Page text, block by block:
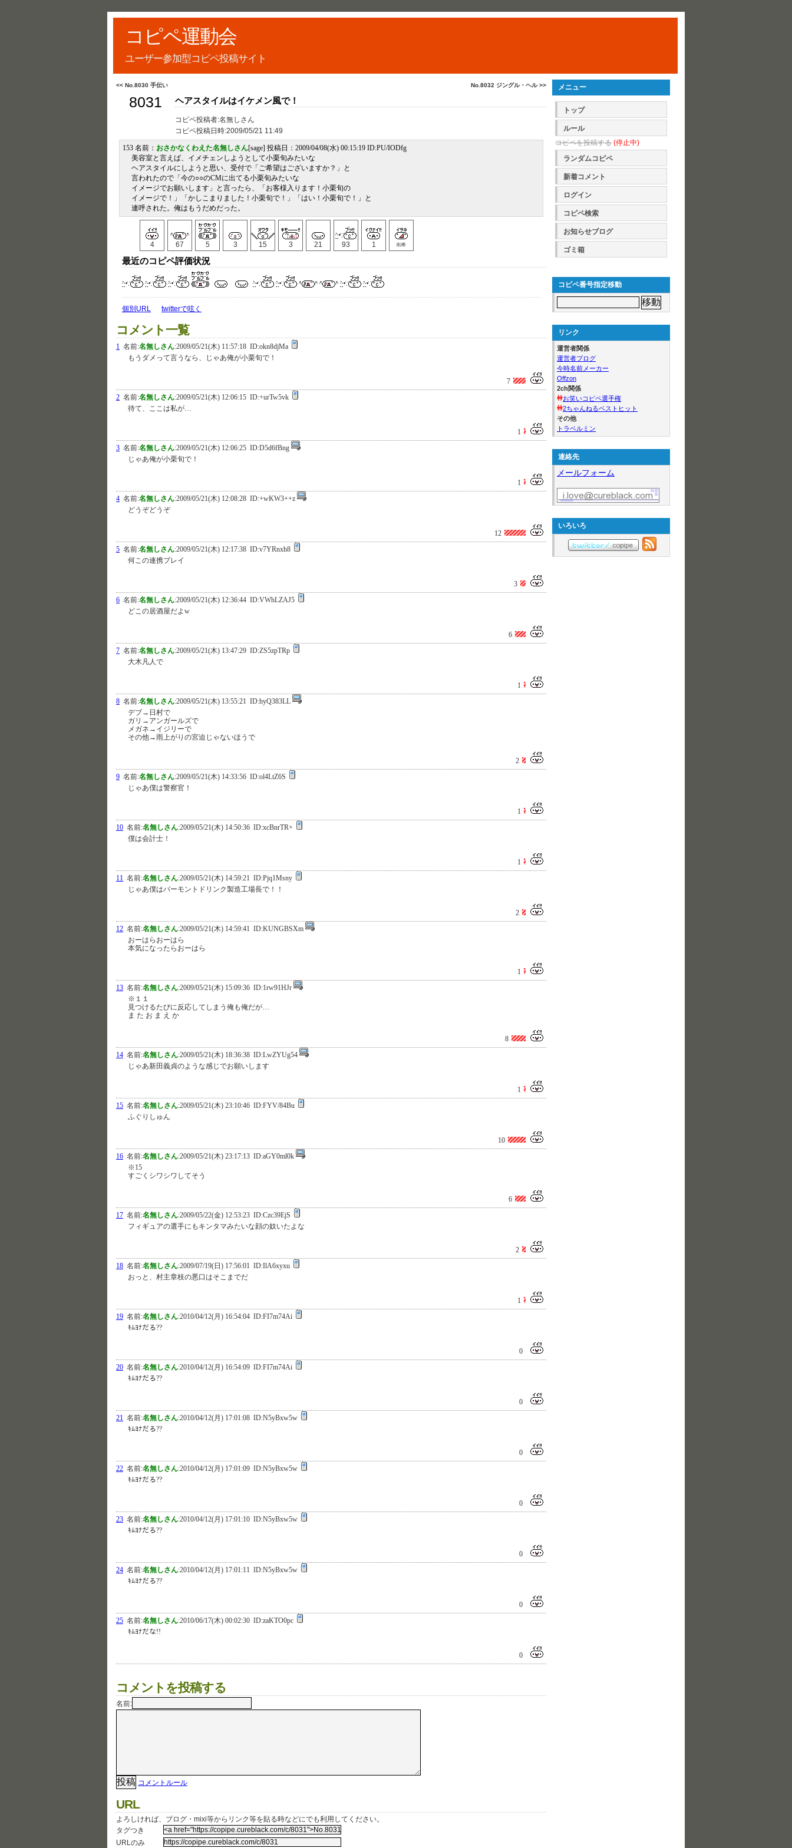
コピペ運動会
ユーザー参加型コピペ投稿サイト
No.8032 ジングル・ヘル >>
<< No.8030 手伝い
8031 ヘアスタイルはイケメン風で！
コピペ投稿者:名無しさん
コピペ投稿日時:2009/05/21 11:49
153 名前： おさかなくわえた名無しさん[sage] 投稿日：2009/04/08(水) 00:15:19 ID:PU/IODfg
美容室と言えば、イメチェンしようとして小栗旬みたいな
ヘアスタイルにしようと思い、受付で「ご希望はございますか？」と
言われたので「今の○○のCMに出てる小栗旬みたいな
イメージでお願いします」と言ったら、「お客様入ります！小栗旬の
イメージで！」「かしこまりました！小栗旬で！」「はい！小栗旬で！」と
連呼された。俺はもうだめだった。
4 67 5 3 15 3 21 93 1 削希
最近のコピペ評価状況
個別URL twitterで呟く
コメント一覧
1 名前:名無しさん:2009/05/21(木) 11:57:18 ID:okn8djMa
もうダメって言うなら、じゃあ俺が小栗旬で！
7
2 名前:名無しさん:2009/05/21(木) 12:06:15 ID:+urTw5vk
待て、ここは私が…
1
3 名前:名無しさん:2009/05/21(木) 12:06:25 ID:D5d6fBng
じゃあ俺が小栗旬で！
1
4 名前:名無しさん:2009/05/21(木) 12:08:28 ID:+wKW3++z
どうぞどうぞ
12
5 名前:名無しさん:2009/05/21(木) 12:17:38 ID:v7YRnxh8
何この連携プレイ
3
6 名前:名無しさん:2009/05/21(木) 12:36:44 ID:VWhLZAJ5
どこの居酒屋だよw
6
7 名前:名無しさん:2009/05/21(木) 13:47:29 ID:ZS5zpTRp
大木凡人で
1
8 名前:名無しさん:2009/05/21(木) 13:55:21 ID:hyQ383LL
デブ→日村で
ガリ→アンガールズで
メガネ→イジリーで
その他→雨上がりの宮迫じゃないほうで
2
9 名前:名無しさん:2009/05/21(木) 14:33:56 ID:ol4LtZ6S
じゃあ僕は警察官！
1
10 名前:名無しさん:2009/05/21(木) 14:50:36 ID:xcBnrTR+
僕は会計士！
1
11 名前:名無しさん:2009/05/21(木) 14:59:21 ID:Pjq1Msny
じゃあ僕はバーモントドリンク製造工場長で！！
2
12 名前:名無しさん:2009/05/21(木) 14:59:41 ID:KUNGBSXm
おーはらおーはら
本気になったらおーはら
1
13 名前:名無しさん:2009/05/21(木) 15:09:36 ID:1rw91HJr
※１１
見つけるたびに反応してしまう俺も俺だが…
ま た お ま え か
8
14 名前:名無しさん:2009/05/21(木) 18:36:38 ID:LwZYUg54
じゃあ新田義貞のような感じでお願いします
1
15 名前:名無しさん:2009/05/21(木) 23:10:46 ID:FYV/84Bu
ふぐりしゅん
10
16 名前:名無しさん:2009/05/21(木) 23:17:13 ID:aGY0ml0k
※15
すごくシワシワしてそう
6
17 名前:名無しさん:2009/05/22(金) 12:53:23 ID:Czc39EjS
フィギュアの選手にもキンタマみたいな顔の奴いたよな
2
18 名前:名無しさん:2009/07/19(日) 17:56:01 ID:IlA6xyxu
おっと、村主章枝の悪口はそこまでだ
1
19 名前:名無しさん:2010/04/12(月) 16:54:04 ID:FI7m74Ai
ｷﾑﾖﾅだろ??
0
20 名前:名無しさん:2010/04/12(月) 16:54:09 ID:FI7m74Ai
ｷﾑﾖﾅだろ??
0
21 名前:名無しさん:2010/04/12(月) 17:01:08 ID:N5yBxw5w
ｷﾑﾖﾅだろ??
0
22 名前:名無しさん:2010/04/12(月) 17:01:09 ID:N5yBxw5w
ｷﾑﾖﾅだろ??
0
23 名前:名無しさん:2010/04/12(月) 17:01:10 ID:N5yBxw5w
ｷﾑﾖﾅだろ??
0
24 名前:名無しさん:2010/04/12(月) 17:01:11 ID:N5yBxw5w
ｷﾑﾖﾅだろ??
0
25 名前:名無しさん:2010/06/17(木) 00:02:30 ID:zaKTO0pc
ｷﾑﾖﾅだな!!
0
コメントを投稿する
名前:
コメントルール
URL
よろしければ、ブログ・mixi等からリンク等を貼る時などにでも利用してください。
タグつき
URLのみ
メニュー
トップ
ルール
コピペを投稿する (停止中)
ランダムコピペ
新着コメント
ログイン
コピペ検索
お知らせブログ
ゴミ箱
コピペ番号指定移動
リンク
運営者関係
運営者ブログ
今時名前メーカー
Offzon
2ch関係
お笑いコピペ選手権
2ちゃんねるベストヒット
その他
トラベルミン
連絡先
メールフォーム
いろいろ